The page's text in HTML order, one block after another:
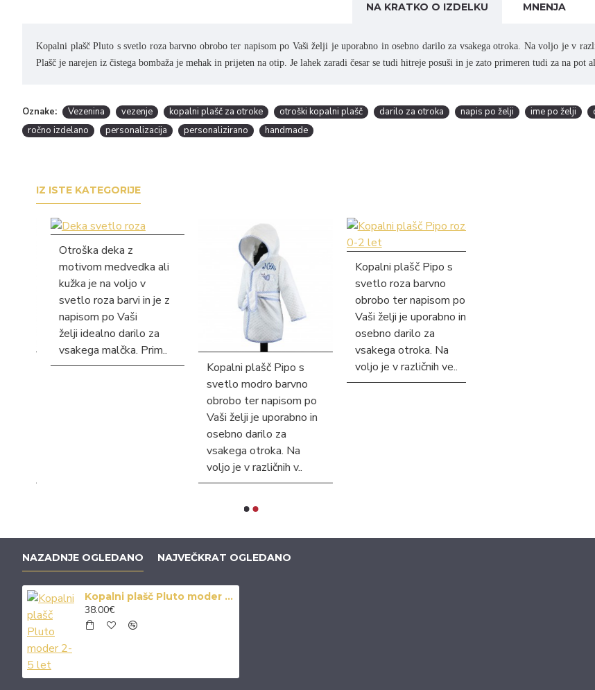
NA KRATKO O IZDELKU MNENJA
Kopalni plašč Pluto s svetlo roza barvno obrobo ter napisom po Vaši želji je uporabno in osebno darilo za vsakega otroka. Na voljo je v
Plašč je narejen iz čistega bombaža je mehak in prijeten na otip. Je lahek zaradi česar se tudi hitreje posuši in je zato primeren tudi za na pot
Oznake: Vezenina vezenje kopalni plašč za otroke otroški kopalni plašč darilo za otroka napis po želji ime po želji
ročno izdelano
personalizacija personalizirano handmade
IZ ISTE KATEGORIJE
Otroška deka z
motivom medvedka ali
kužka je na voljo v
svetlo roza barvi in je z
napisom po Vaši
želji idealno darilo za
vsakega malčka. Prim..
Kopalni plašč Pipo s
svetlo modro barvno
obrobo ter napisom po
Vaši želji je uporabno in
osebno darilo za
vsakega otroka. Na
voljo je v različnih v..
Kopalni plašč Pipo s
svetlo roza barvno
obrobo ter napisom po
Vaši želji je uporabno in
osebno darilo za
vsakega otroka. Na
voljo je v različnih ve..
NAZADNJE OGLEDANO NAJVEČKRAT OGLEDANO
Kopalni plašč Pluto moder 2-5 let
38.00€